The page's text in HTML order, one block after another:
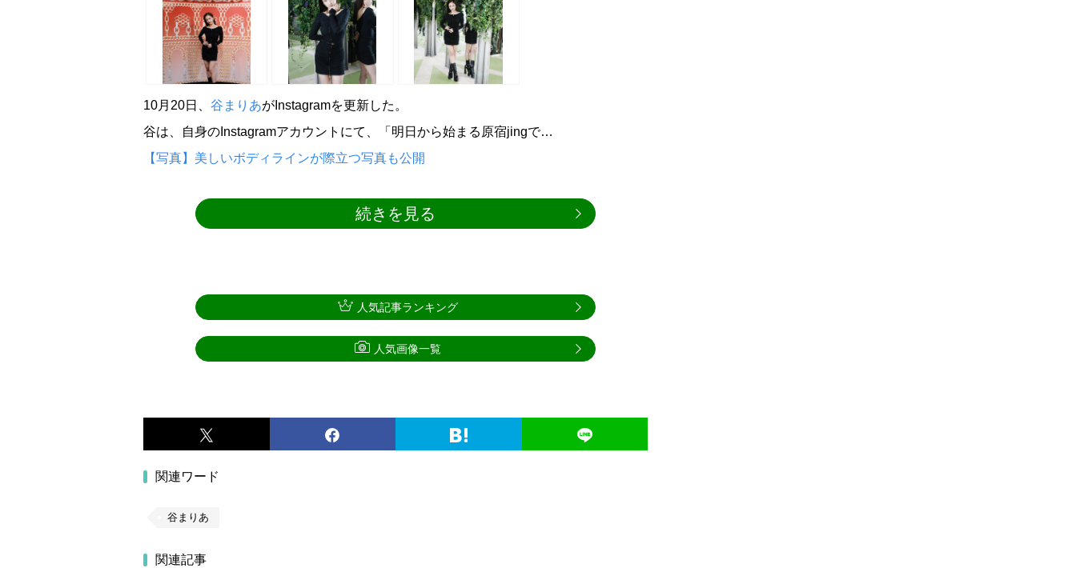
10月20日、 谷まりあがInstagramを更新した。
谷は、自身のInstagramアカウントにて、「明日から始まる原宿jingで…
【写真】美しいボディラインが際立つ写真も公開
続きを見る
関連ワード
谷まりあ
関連記事
人気記事ランキング
人気画像一覧